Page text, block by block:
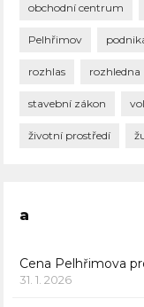
obchodní centrum
Pelhřimov
rozhlas rozhledna
stavební zákon
životní prostředí
a
Cena Pelhřimova
31. 1. 2026